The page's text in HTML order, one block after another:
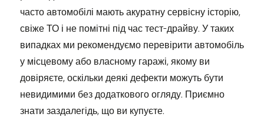
часто автомобілі мають акуратну сервісну історію,
свіже ТО і не помітні під час тест-драйву. У таких
випадках ми рекомендуємо перевірити автомобіль
у місцевому або власному гаражі, якому ви
довіряєте, оскільки деякі дефекти можуть бути
невидимими без додаткового огляду. Приємно
знати заздалегідь, що ви купуєте.